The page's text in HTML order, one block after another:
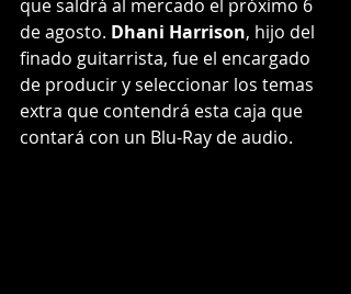
que saldrá al mercado el próximo 6
de agosto. Dhani Harrison, hijo del
finado guitarrista, fue el encargado
de producir y seleccionar los temas
extra que contendrá esta caja que
contará con un Blu-Ray de audio.